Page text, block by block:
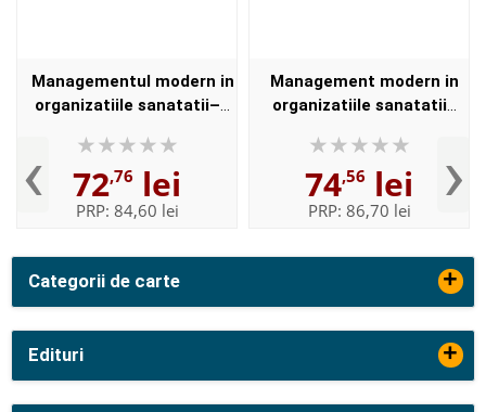
Categorii de carte +
Edituri +
‹
Managementul modern in
organizatiile sanatatii–
neurochirurgie
72,76 lei
PRP: 84,60 lei
Management modern in
organizatiile sanatatii
neurochirurgie)
74,56 lei
PRP: 86,70 lei ›